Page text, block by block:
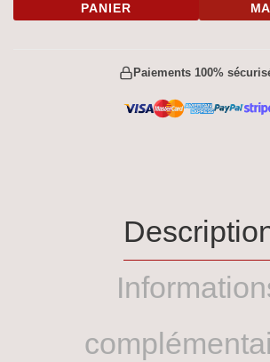
PANIER
Paiements 100%